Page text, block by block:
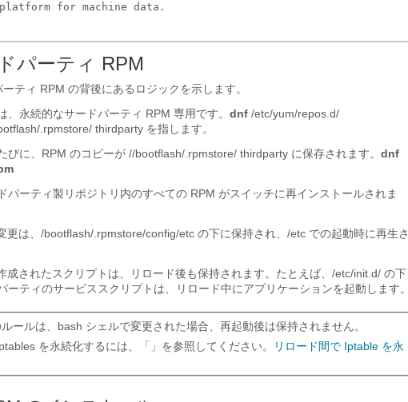
for machine data.
パーティ RPM
ティ RPM の背後にあるロジックを示します。
、永続的なサードパーティ RPM 専用です。 dnf /etc/yum/repos.d/
.rpmstore/ thirdparty を指します。
びに、RPM のコピーが //bootflash/.rpmstore/ thirdparty に保存されます。 dnf
パーティ製リポジトリ内のすべての RPM がスイッチに再インストールされま
更は、/bootflash/.rpmstore/config/etc の下に保持され、/etc での起動時に再生さ
成されたスクリプトは、リロード後も保持されます。 たとえば、/etc/init.d/ の下
ーティのサービススクリプトは、リロード中にアプリケーションを起動します。
ールは、bash シェルで変更された場合、再起動後は保持されません。
を永続化するには、「」を参照してください。
リロード間で Iptable を永